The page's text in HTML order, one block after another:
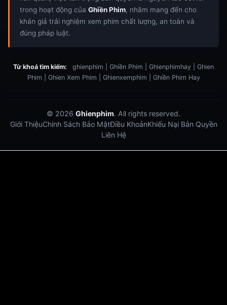
trong hoạt động của Ghiền Phim, nhằm mang đến cho
khán giả trải nghiệm xem phim chất lượng, an toàn và
đúng pháp luật.
Từ khoá tìm kiếm:
ghienphim | Ghiền Phim | Ghienphimhay | Ghien
Phim | Ghien Xem Phim | Ghienxemphim | Ghiền Phim Hay
© 2026 Ghienphim. All rights reserved.
Giới ThiệuChính Sách Bảo MậtĐiều KhoảnKhiếu Nại Bản Quyền
Liên Hệ